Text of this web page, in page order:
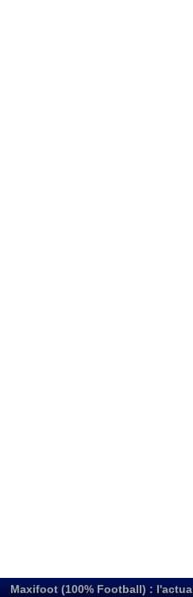
Maxifoot (100% Football) :